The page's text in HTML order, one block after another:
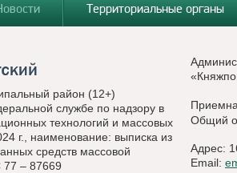
Территориальные органы
район (12+)
службе по надзору в
технологий и массовых
г., наименование: выписка из
средств массовой
– 87669
Общий
Адрес:
Email: